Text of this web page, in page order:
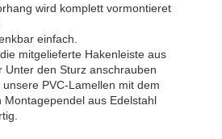
wird komplett vormontieret
einfach.
mitgelieferte Hakenleiste aus
Unter den Sturz anschrauben
PVC-Lamellen mit dem
Montagependel aus Edelstahl